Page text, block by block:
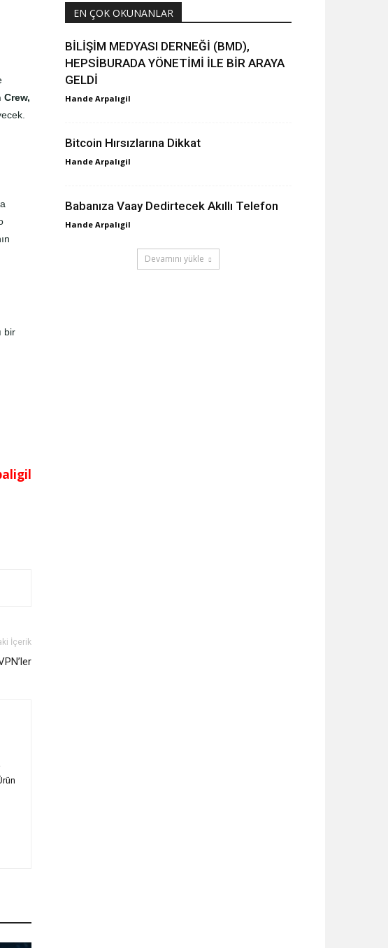
bir
İçerik
EN ÇOK OKUNANLAR
BİLİŞİM MEDYASI DERNEĞİ (BMD),
HEPSİBURADA YÖNETİMİ İLE BİR ARAYA
GELDİ
Hande Arpalıgil
Bitcoin Hırsızlarına Dikkat
Hande Arpalıgil
Babanıza Vaay Dedirtecek Akıllı Telefon
Hande Arpalıgil
Devamını yükle